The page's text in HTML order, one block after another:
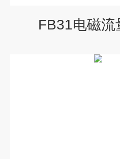
FB31电磁流